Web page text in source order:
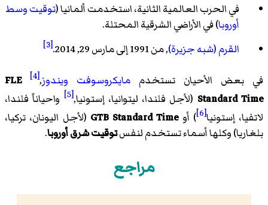
في الحرب العالمية الثانية، استخدمت ألمانيا (توقيت وسط
أوروبا) في الأراضي الشرقية المحتلة.
القرم (شبه جزيرة), من 1991 إلى مارس 29, 2014. [3]
في بعض الأحيان تستخدم مايكروسوفت ويندوز,
[4]
FLE
Standard Time (لأجل فلندا، ليتوانيا، إستونيا,[5]
واحياناً فلندا،
لاتفيا، إستونيا[6] ) أوGTB Standard Time (لأجل اليونان، تركيا،
بلغاريا) وكلها أسماء تستخدم لنفستوقيت شرق أوروبا.
مراجع